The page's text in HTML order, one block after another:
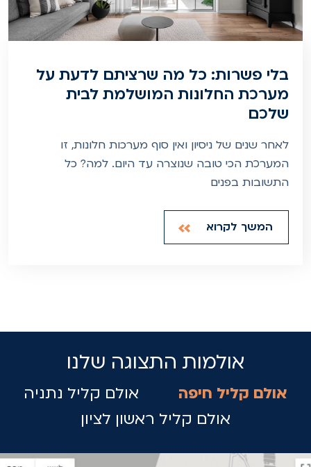
בלי פשרות: כל מה שרציתם לדעת על
מערכת החלונות המושלמת לבית
שלכם
לאחר שנים של ניסיון ואין סוף מערכות חלונות, זו
המערכת הכי טובה שנוצרה עד היום. למה? כל
התשובות בפנים
המשך לקרוא
אולמות התצוגה שלנו
אולם קליל חיפה
אולם קליל נתניה
אולם קליל ראשון לציון